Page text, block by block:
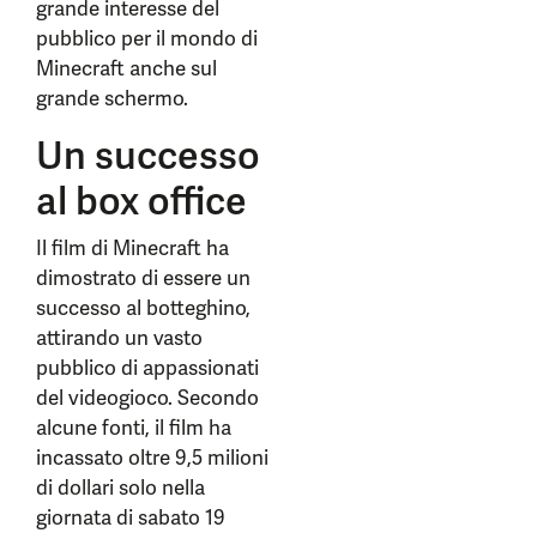
grande interesse del
pubblico per il mondo di
Minecraft anche sul
grande schermo.
Un successo
al box office
Il film di Minecraft ha
dimostrato di essere un
successo al botteghino,
attirando un vasto
pubblico di appassionati
del videogioco. Secondo
alcune fonti, il film ha
incassato oltre 9,5 milioni
di dollari solo nella
giornata di sabato 19